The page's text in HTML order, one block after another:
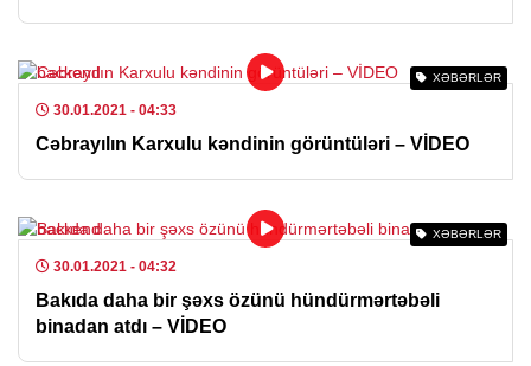
XƏBƏRLƏR
30.01.2021 - 04:33
Cəbrayılın Karxulu kəndinin görüntüləri – VİDEO
XƏBƏRLƏR
30.01.2021 - 04:32
Bakıda daha bir şəxs özünü hündürmərtəbəli
binadan atdı – VİDEO